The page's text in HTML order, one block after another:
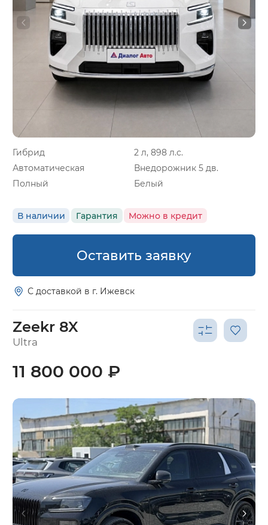
Гибрид
2 л, 898 л.с.
Автоматическая
Внедорожник 5 дв.
Полный
Белый
В наличии Гарантия Можно в кредит
Оставить заявку
С доставкой в г. Ижевск
Zeekr 8X
Ultra
11 800 000 ₽